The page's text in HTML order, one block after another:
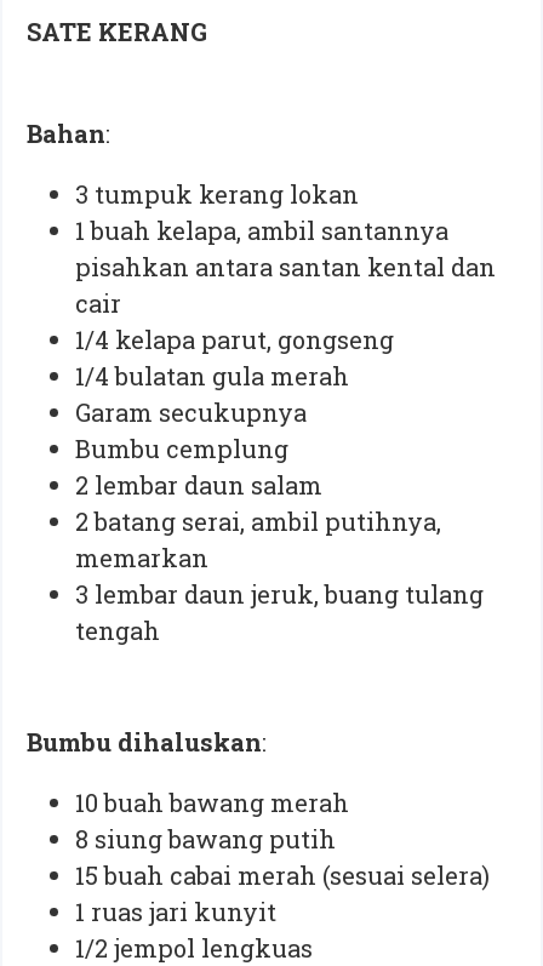
SATE KERANG
Bahan:
3 tumpuk kerang lokan
1 buah kelapa, ambil santannya
pisahkan antara santan kental dan
cair
1/4 kelapa parut, gongseng
1/4 bulatan gula merah
Garam secukupnya
Bumbu cemplung
2 lembar daun salam
2 batang serai, ambil putihnya,
memarkan
3 lembar daun jeruk, buang tulang
tengah
Bumbu dihaluskan:
10 buah bawang merah
8 siung bawang putih
15 buah cabai merah (sesuai selera)
1 ruas jari kunyit
1/2 jempol lengkuas